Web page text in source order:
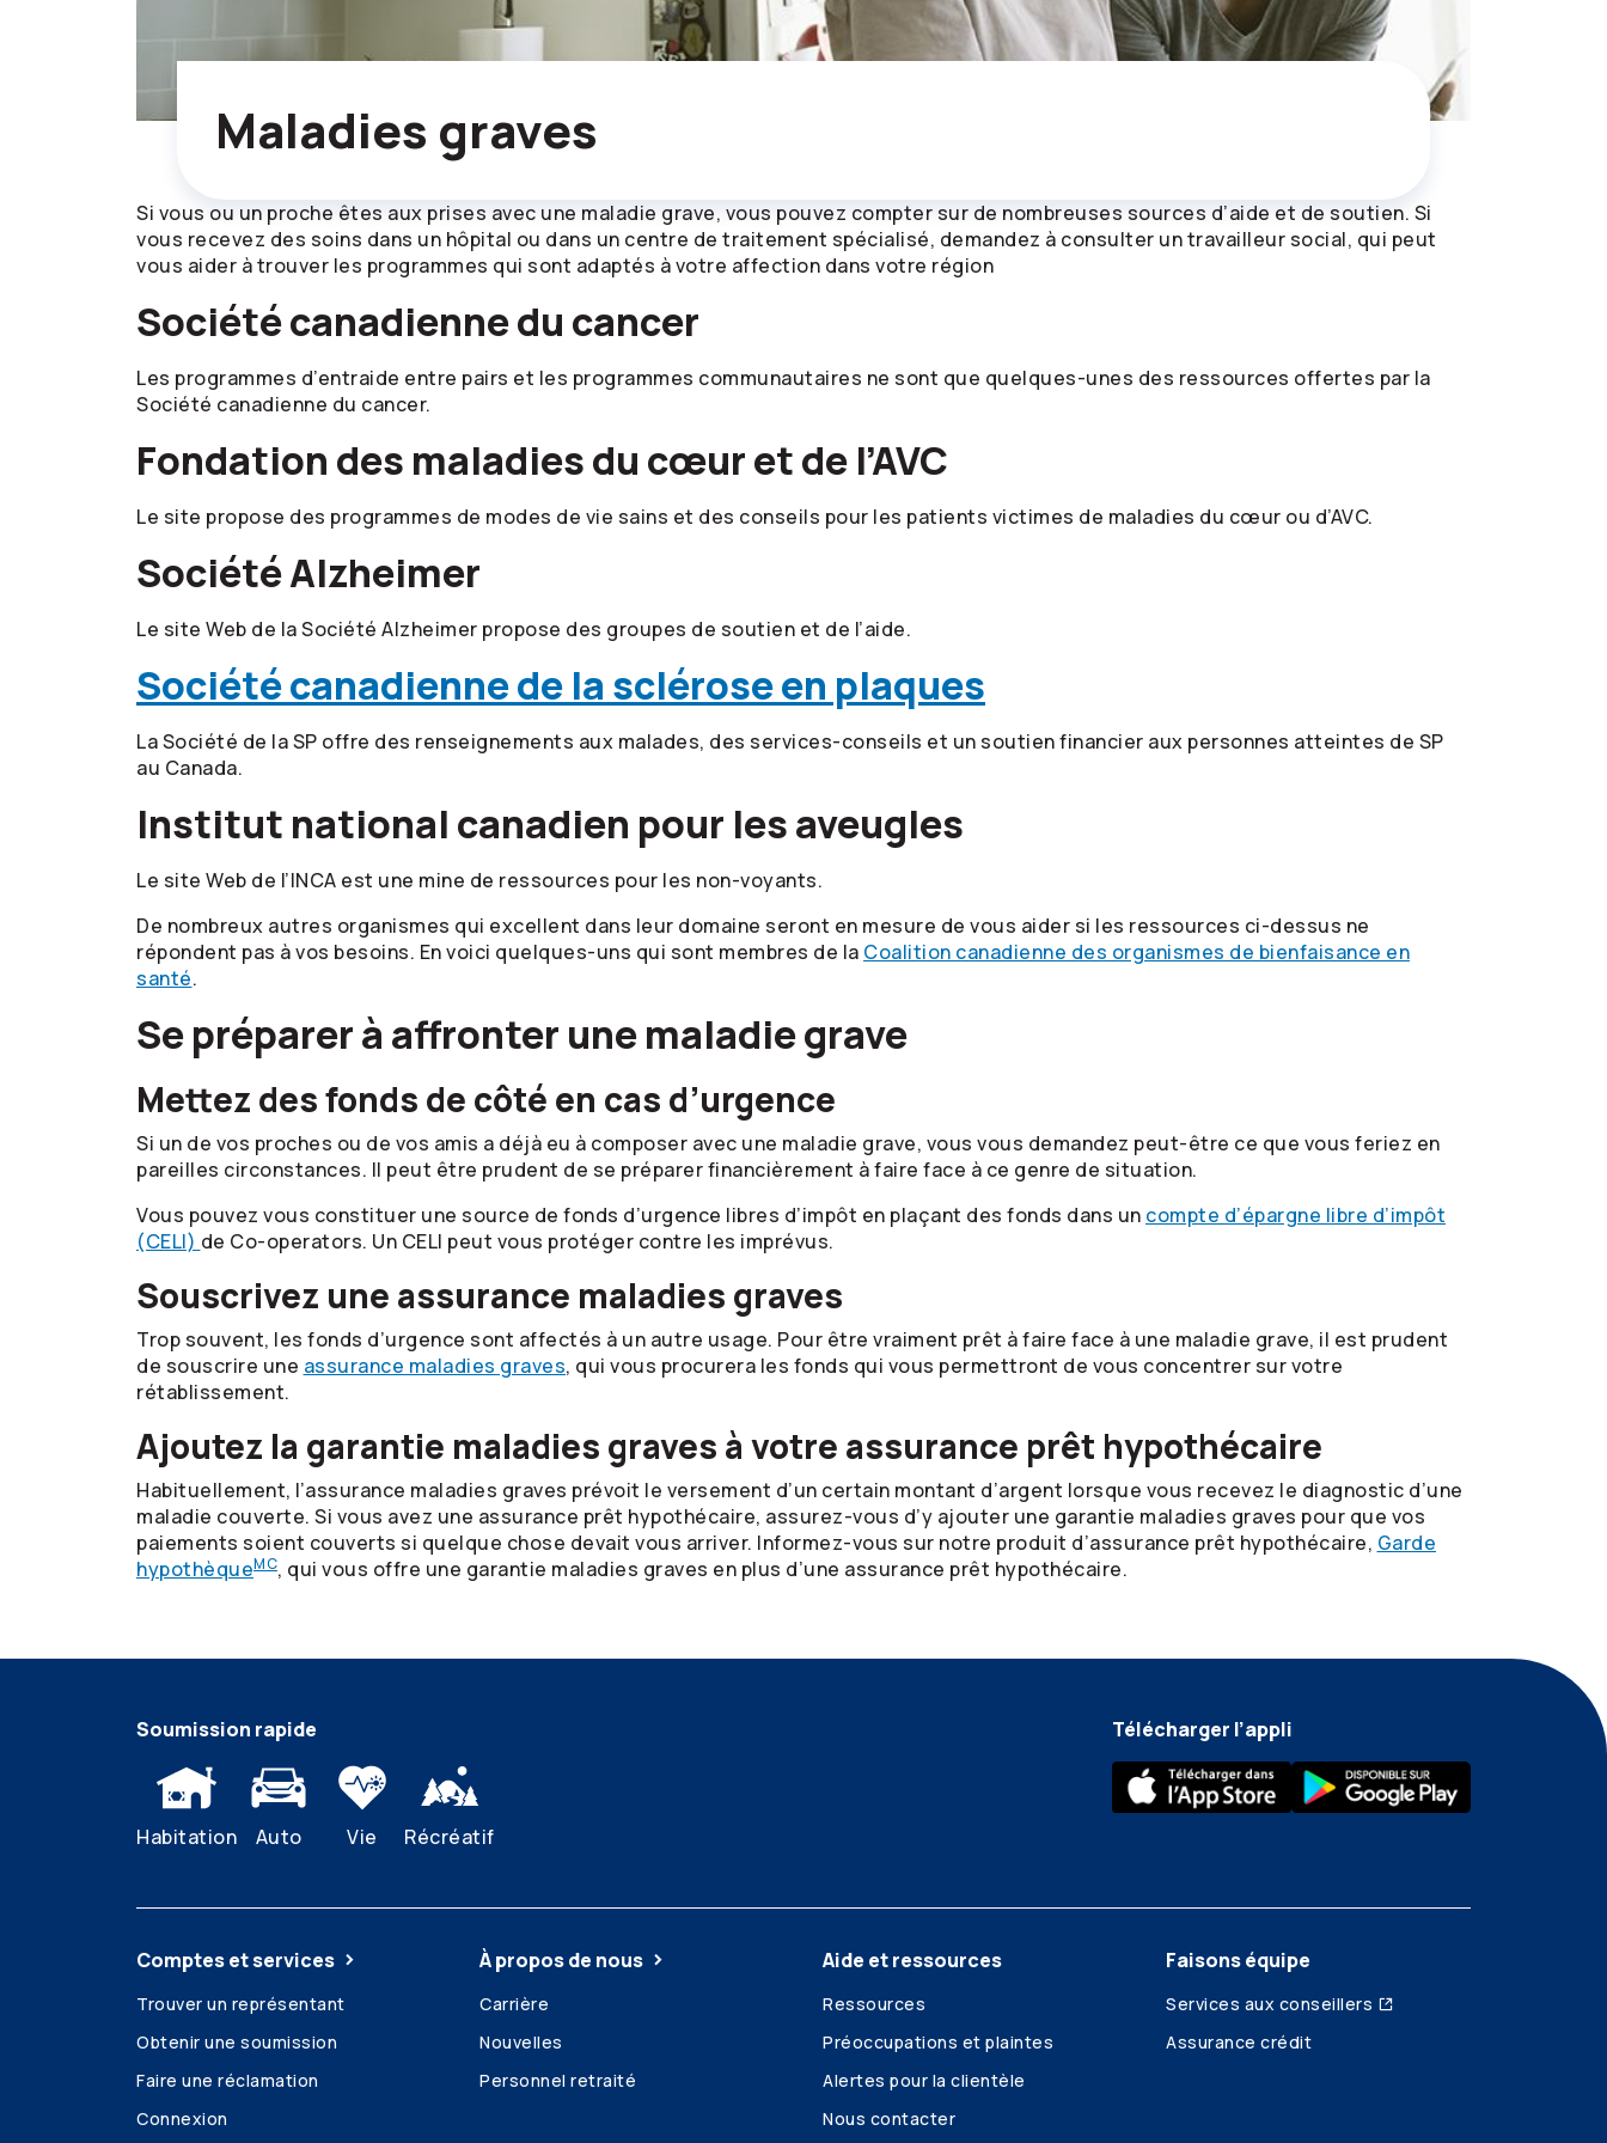
Maladies graves
Si vous ou un proche êtes aux prises avec une maladie grave, vous pouvez compter sur de nombreuses sources d’aide et de soutien. Si
vous recevez des soins dans un hôpital ou dans un centre de traitement spécialisé, demandez à consulter un travailleur social, qui peut
vous aider à trouver les programmes qui sont adaptés à votre affection dans votre région
Société canadienne du cancer
Les programmes d’entraide entre pairs et les programmes communautaires ne sont que quelques-unes des ressources offertes par la
Société canadienne du cancer.
Fondation des maladies du cœur et de l’AVC
Le site propose des programmes de modes de vie sains et des conseils pour les patients victimes de maladies du cœur ou d’AVC.
Société Alzheimer
Le site Web de la Société Alzheimer propose des groupes de soutien et de l’aide.
Société canadienne de la sclérose en plaques
La Société de la SP offre des renseignements aux malades, des services-conseils et un soutien financier aux personnes atteintes de SP
au Canada.
Institut national canadien pour les aveugles
Le site Web de l’INCA est une mine de ressources pour les non-voyants.
De nombreux autres organismes qui excellent dans leur domaine seront en mesure de vous aider si les ressources ci-dessus ne
répondent pas à vos besoins. En voici quelques-uns qui sont membres de la Coalition canadienne des organismes de bienfaisance en
santé.
Se préparer à affronter une maladie grave
Mettez des fonds de côté en cas d’urgence
Si un de vos proches ou de vos amis a déjà eu à composer avec une maladie grave, vous vous demandez peut-être ce que vous feriez en
pareilles circonstances. Il peut être prudent de se préparer financièrement à faire face à ce genre de situation.
Vous pouvez vous constituer une source de fonds d’urgence libres d’impôt en plaçant des fonds dans un compte d’épargne libre d’impôt
(CELI) de Co-operators. Un CELI peut vous protéger contre les imprévus.
Souscrivez une assurance maladies graves
Trop souvent, les fonds d’urgence sont affectés à un autre usage. Pour être vraiment prêt à faire face à une maladie grave, il est prudent
de souscrire une assurance maladies graves, qui vous procurera les fonds qui vous permettront de vous concentrer sur votre
rétablissement.
Ajoutez la garantie maladies graves à votre assurance prêt hypothécaire
Habituellement, l’assurance maladies graves prévoit le versement d’un certain montant d’argent lorsque vous recevez le diagnostic d’une
maladie couverte. Si vous avez une assurance prêt hypothécaire, assurez-vous d’y ajouter une garantie maladies graves pour que vos
paiements soient couverts si quelque chose devait vous arriver. Informez-vous sur notre produit d’assurance prêt hypothécaire, Garde
hypothèqueMC, qui vous offre une garantie maladies graves en plus d’une assurance prêt hypothécaire.
Soumission rapide
Habitation Auto Vie Récréatif
Télécharger l’appli
Comptes et services
Trouver un représentant
Obtenir une soumission
Faire une réclamation
Connexion
À propos de nous
Carrière
Nouvelles
Personnel retraité
Aide et ressources
Ressources
Préoccupations et plaintes
Alertes pour la clientèle
Nous contacter
Faisons équipe
Services aux conseillers
Assurance crédit